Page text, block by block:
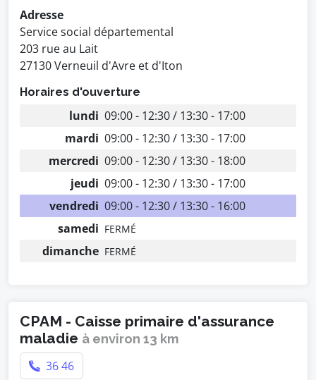
Adresse
Service social départemental
203 rue au Lait
27130 Verneuil d'Avre et d'Iton
Horaires d'ouverture
lundi 09:00 - 12:30 / 13:30 - 17:00
mardi 09:00 - 12:30 / 13:30 - 17:00
mercredi 09:00 - 12:30 / 13:30 - 18:00
jeudi 09:00 - 12:30 / 13:30 - 17:00
vendredi 09:00 - 12:30 / 13:30 - 16:00
samedi FERMÉ
dimanche FERMÉ
CPAM - Caisse primaire d'assurance
maladie à environ 13 km
36 46